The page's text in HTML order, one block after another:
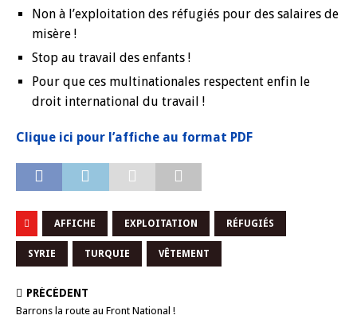
Non à l’exploitation des réfugiés pour des salaires de
misère !
Stop au travail des enfants !
Pour que ces multinationales respectent enfin le
droit international du travail !
Clique ici pour l’affiche au format PDF
AFFICHE EXPLOITATION RÉFUGIÉS
SYRIE TURQUIE VÊTEMENT
PRÉCÉDENT
Barrons la route au Front National !